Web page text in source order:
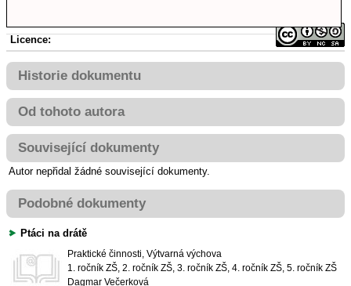
Licence:
Historie dokumentu
Od tohoto autora
Související dokumenty
Autor nepřidal žádné související dokumenty.
Podobné dokumenty
Ptáci na drátě
Praktické činnosti, Výtvarná výchova
1. ročník ZŠ, 2. ročník ZŠ, 3. ročník ZŠ, 4. ročník ZŠ, 5. ročník ZŠ
Dagmar Večerková